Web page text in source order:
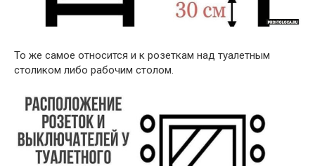
То же самое относится и к розеткам над туалетным
столиком либо рабочим столом.